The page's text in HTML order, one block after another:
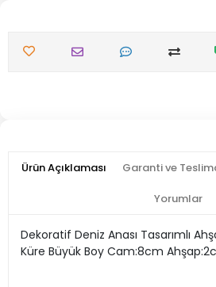
Ürün Açıklaması Garanti ve
Yorumlar
Dekoratif Deniz Anası Tasarımlı
Küre Büyük Boy Cam:8cm